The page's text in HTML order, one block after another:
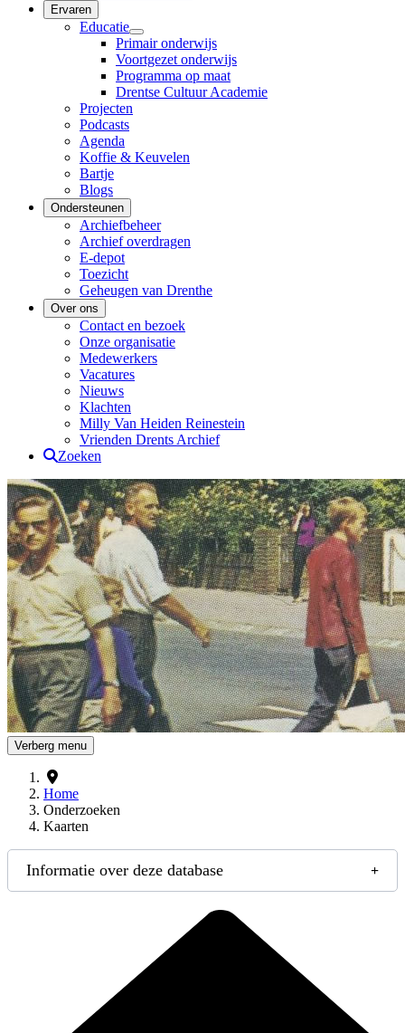
Ervaren
Educatie
Primair onderwijs
Voortgezet onderwijs
Programma op maat
Drentse Cultuur Academie
Projecten
Podcasts
Agenda
Koffie & Keuvelen
Bartje
Blogs
Ondersteunen
Archiefbeheer
Archief overdragen
E-depot
Toezicht
Geheugen van Drenthe
Over ons
Contact en bezoek
Onze organisatie
Medewerkers
Vacatures
Nieuws
Klachten
Milly Van Heiden Reinestein
Vrienden Drents Archief
Zoeken
Drents Archief
Verberg menu
Home
Onderzoeken
Kaarten
Informatie over deze database